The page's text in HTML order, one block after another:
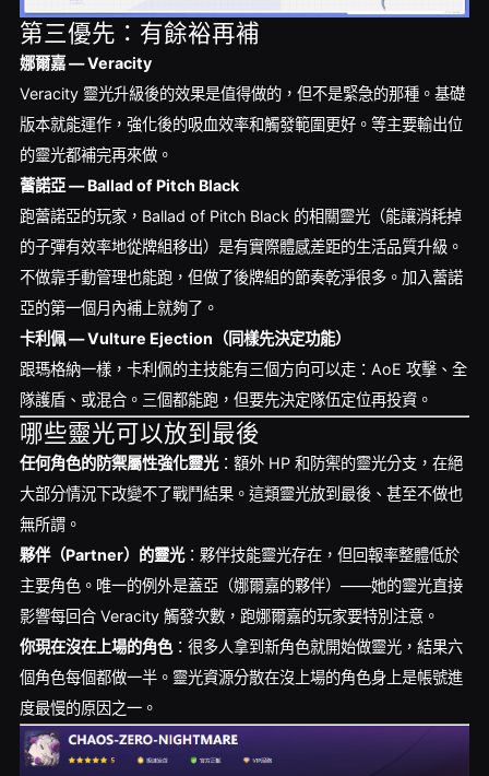
第三優先：有餘裕再補
娜爾嘉 — Veracity
Veracity 靈光升級後的效果是值得做的，但不是緊急的那種。基礎
版本就能運作，強化後的吸血效率和觸發範圍更好。等主要輸出位
的靈光都補完再來做。
蕾諾亞 — Ballad of Pitch Black
跑蕾諾亞的玩家，Ballad of Pitch Black 的相關靈光（能讓消耗掉
的子彈有效率地從牌組移出）是有實際體感差距的生活品質升級。
不做靠手動管理也能跑，但做了後牌組的節奏乾淨很多。加入蕾諾
亞的第一個月內補上就夠了。
卡利佩 — Vulture Ejection（同樣先決定功能）
跟瑪格納一樣，卡利佩的主技能有三個方向可以走：AoE 攻擊、全
隊護盾、或混合。三個都能跑，但要先決定隊伍定位再投資。
哪些靈光可以放到最後
任何角色的防禦屬性強化靈光：額外 HP 和防禦的靈光分支，在絕
大部分情況下改變不了戰鬥結果。這類靈光放到最後、甚至不做也
無所謂。
夥伴（Partner）的靈光：夥伴技能靈光存在，但回報率整體低於
主要角色。唯一的例外是蓋亞（娜爾嘉的夥伴）——她的靈光直接
影響每回合 Veracity 觸發次數，跑娜爾嘉的玩家要特別注意。
你現在沒在上場的角色：很多人拿到新角色就開始做靈光，結果六
個角色每個都做一半。靈光資源分散在沒上場的角色身上是帳號進
度最慢的原因之一。